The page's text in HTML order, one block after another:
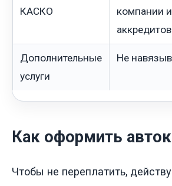
КАСКО
компании
Дополнительные
услуги
Не
Как оформить
Чтобы не переплатить,